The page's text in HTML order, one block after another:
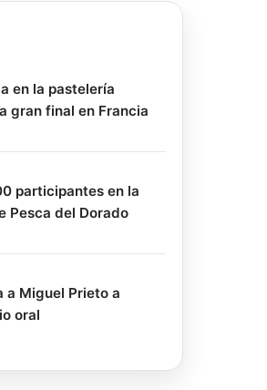
en la pastelería
gran final en Francia
participantes en la
Pesca del Dorado
a Miguel Prieto a
oral